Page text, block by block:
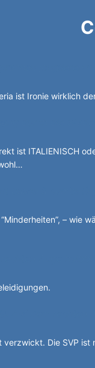
ist Ironie wirklich
ist ITALIENISCH
– wie
verzwickt. Die SVP